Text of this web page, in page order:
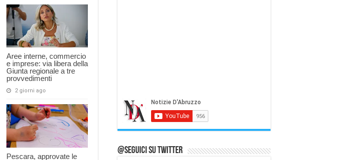
Aree interne, commercio
e imprese: via libera della
Giunta regionale a tre
provvedimenti
2 giorni ago
Pescara, approvate le
@Seguici su Twitter